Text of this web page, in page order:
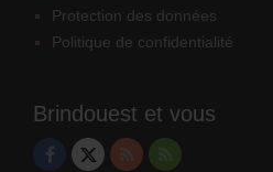
Protection des données
Politique de confidentialité
Brindouest et vous